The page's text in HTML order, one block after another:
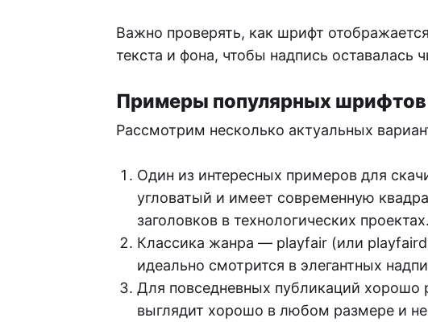
Важно проверять, как шрифт
текста и фона, чтобы надпись оставалась
Примеры популярных шрифтов
Рассмотрим несколько актуальных
Один из интересных примеров для
угловатый и имеет современную
заголовков в технологических проектах.
Классика жанра — playfair (или
идеально смотрится в элегантных
Для повседневных публикаций хорошо
выглядит хорошо в любом размере и не